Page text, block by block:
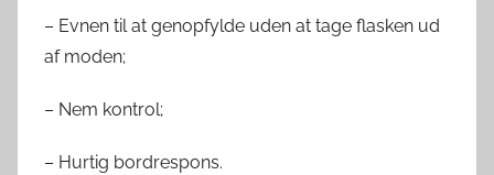
– Evnen til at genopfylde uden at tage flasken ud
af moden;
– Nem kontrol;
– Hurtig bordrespons.